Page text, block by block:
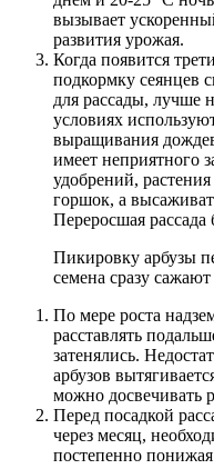
вызывает
развития урожая.
Когда появится
подкормку сеянцев
для рассады, лучше
условиях
выращивания
имеет неприятного
удобрений,
горшок, а
Переросшая рассада
Пикировку арбузы
семена сразу
По мере роста
расставлять
затенялись.
арбузов
можно досвечивать
Перед посадкой
через месяц,
постепенно